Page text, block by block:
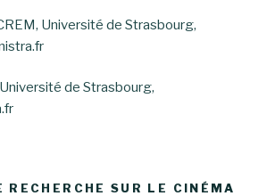
Université de Strasbourg,
de Strasbourg,
RECHERCHE SUR LE CINÉMA